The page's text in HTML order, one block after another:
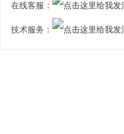
在线客服：
技术服务：